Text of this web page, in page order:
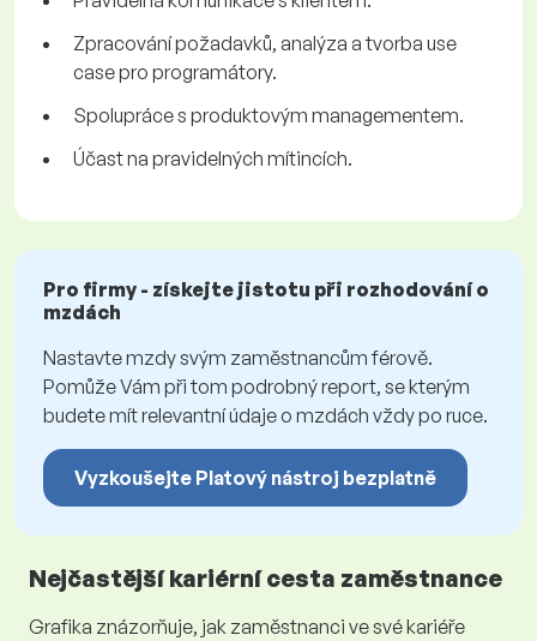
Zpracování požadavků, analýza a tvorba use
case pro programátory.
Spolupráce s produktovým managementem.
Účast na pravidelných mítincích.
Pro firmy - získejte jistotu při rozhodování o
mzdách
Nastavte mzdy svým zaměstnancům férově.
Pomůže Vám při tom podrobný report, se kterým
budete mít relevantní údaje o mzdách vždy po ruce.
Vyzkoušejte Platový nástroj bezplatně
Nejčastější kariérní cesta zaměstnance
Grafika znázorňuje, jak zaměstnanci ve své kariéře